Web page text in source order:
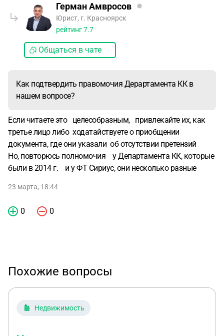
Герман Амвросов
Юрист, г. Красноярск
рейтинг7.7
Общаться в чате
Как подтвердить правомочия Дерартамента КК в
нашем вопросе?
Если читаете это целесобразным, привлекайте их, как
третье лицо либо ходатайствуете о приобщении
документа, где они указали об отсутствии претензий
Но, повторюсь полномочия у Департамента КК, которые
были в 2014 г. и у ФТ Сириус, они несколько разные
23 марта, 18:44
0 0
Похожие вопросы
Недвижимость